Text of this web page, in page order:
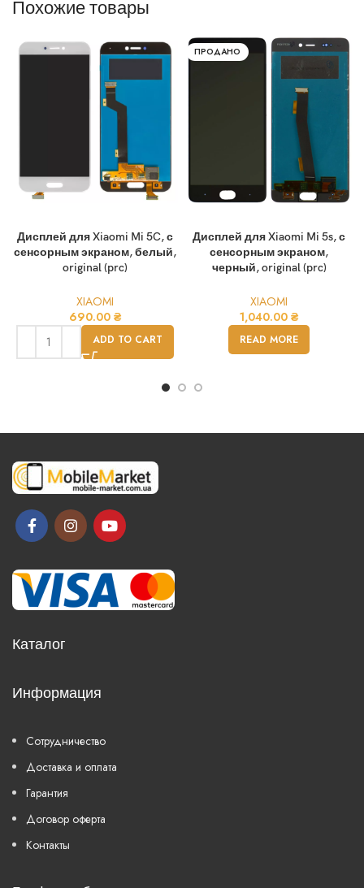
Похожие товары
Дисплей для Xiaomi Mi 5C, с
сенсорным экраном, белый,
original (prc)
XIAOMI
690.00 ₴
ADD TO CART
ПРОДАНО
Дисплей для Xiaomi Mi 5s, с
сенсорным экраном,
черный, original (prc)
XIAOMI
1,040.00 ₴
READ MORE
Каталог
Информация
Сотрудничество
Доставка и оплата
Гарантия
Договор оферта
Контакты